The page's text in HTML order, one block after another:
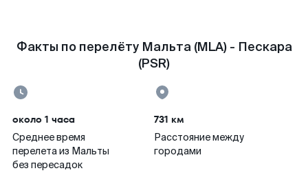
Факты по перелёту Мальта (MLA) - Пескара
(PSR)
около 1 часа
Среднее время
перелета из Мальты
без пересадок
731 км
Расстояние между
городами